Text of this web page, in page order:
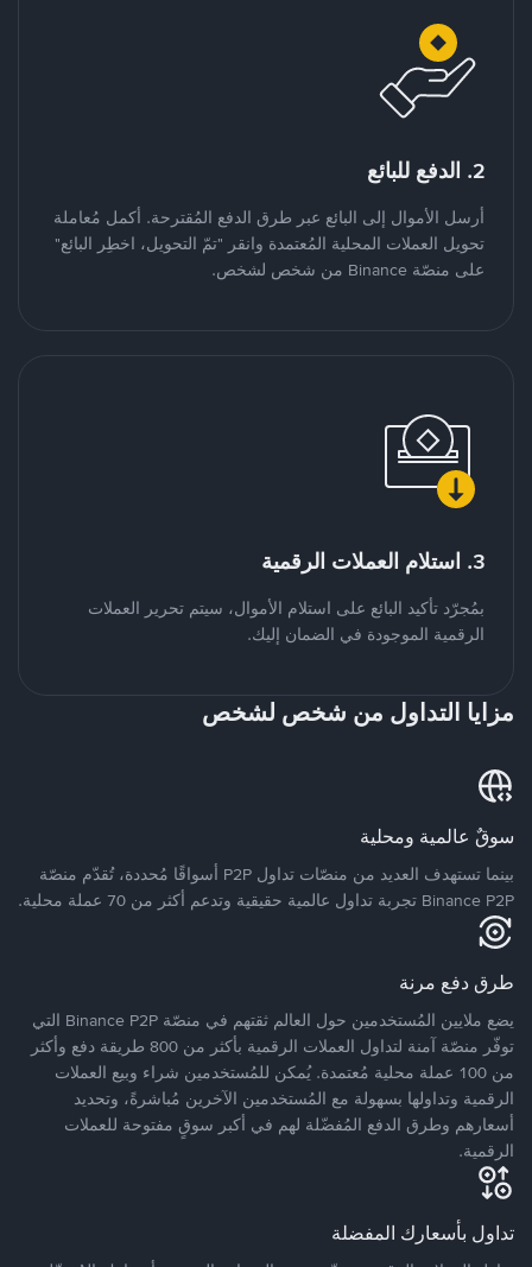
2. الدفع للبائع
أرسل الأموال إلى البائع عبر طرق الدفع المُقترحة. أكمل مُعاملة
تحويل العملات المحلية المُعتمدة وانقر "تمّ التحويل، اخطِر البائع"
على منصّة Binance من شخص لشخص.
3. استلام العملات الرقمية
بمُجرّد تأكيد البائع على استلام الأموال، سيتم تحرير العملات
الرقمية الموجودة في الضمان إليك.
مزايا التداول من شخص لشخص
سوقٌ عالمية ومحلية
بينما تستهدف العديد من منصّات تداول P2P أسواقًا مُحددة، تُقدّم منصّة
Binance P2P تجربة تداول عالمية حقيقية وتدعم أكثر من 70 عملة محلية.
طرق دفع مرنة
يضع ملايين المُستخدمين حول العالم ثقتهم في منصّة Binance P2P التي
توفّر منصّة آمنة لتداول العملات الرقمية بأكثر من 800 طريقة دفع وأكثر
من 100 عملة محلية مُعتمدة. يُمكن للمُستخدمين شراء وبيع العملات
الرقمية وتداولها بسهولة مع المُستخدمين الآخرين مُباشرةً، وتحديد
أسعارهم وطرق الدفع المُفضّلة لهم في أكبر سوقٍ مفتوحة للعملات
الرقمية.
تداول بأسعارك المفضلة